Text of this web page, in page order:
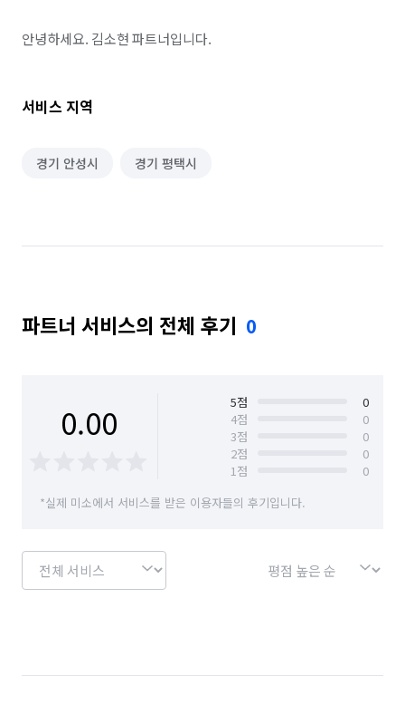
안녕하세요. 김소현 파트너입니다.
서비스 지역
경기 안성시 경기 평택시
파트너 서비스의 전체 후기 0
0.00 5점
0
4점
0
3점
0
2점
0
1점
0
*실제 미소에서 서비스를 받은 이용자들의 후기입니다.